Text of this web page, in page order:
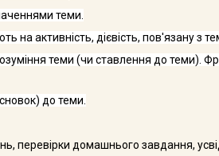
теми.
на ак­тивність, дієвість, пов'язану з
теми (чи ставлення до теми).
до теми.
пере­вірки домашнього завдання,